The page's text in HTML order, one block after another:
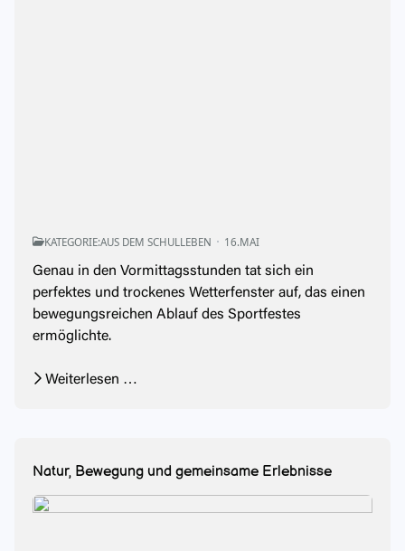
KATEGORIE:AUS DEM SCHULLEBEN 16.MAI
Genau in den Vormittagsstunden tat sich ein
perfektes und trockenes Wetterfenster auf, das einen
bewegungsreichen Ablauf des Sportfestes
ermöglichte.
Weiterlesen …
Natur, Bewegung und gemeinsame Erlebnisse